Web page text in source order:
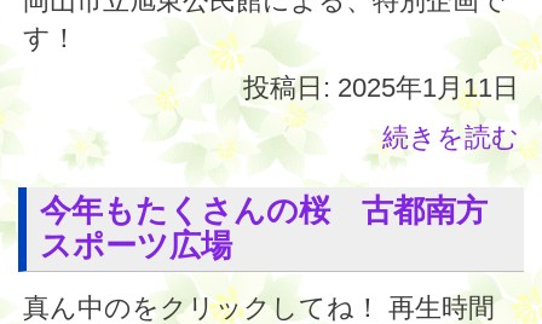
す！
投稿日: 2025年1月11日
続きを読む
今年もたくさんの桜 古都南方
スポーツ広場
真ん中のをクリックしてね！ 再生時間